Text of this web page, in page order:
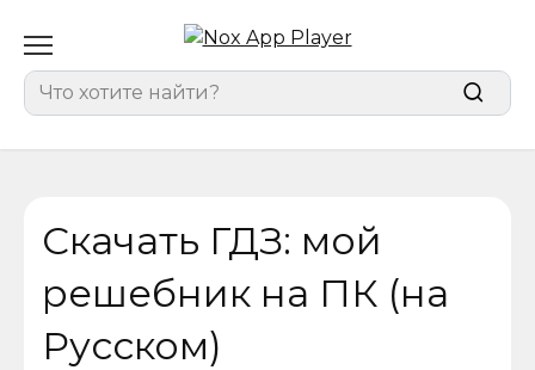
содержанию
for:
Скачать ГДЗ: мой
решебник на ПК (на
Русском)